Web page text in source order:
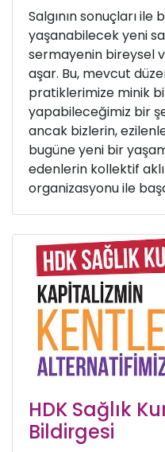
Salgının sonuçları
yaşanabilecek yeni
sermayenin bireysel
aşar. Bu, mevcut
pratiklerimize minik
yapabileceğimiz bir
ancak bizlerin,
bugüne yeni bir
edenlerin kollektif
organizasyonu ile
HDK Sağlık
Bildirgesi